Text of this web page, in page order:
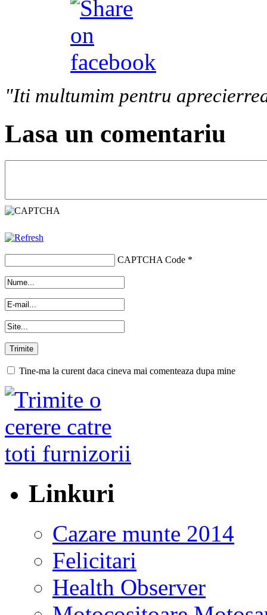
"Iti multumim pentru
Lasa un comentariu
CAPTCHA Code *
Tine-ma la curent daca cineva mai comenteaza dupa mine
Linkuri
Cazare munte 2014
Felicitari
Health Observer